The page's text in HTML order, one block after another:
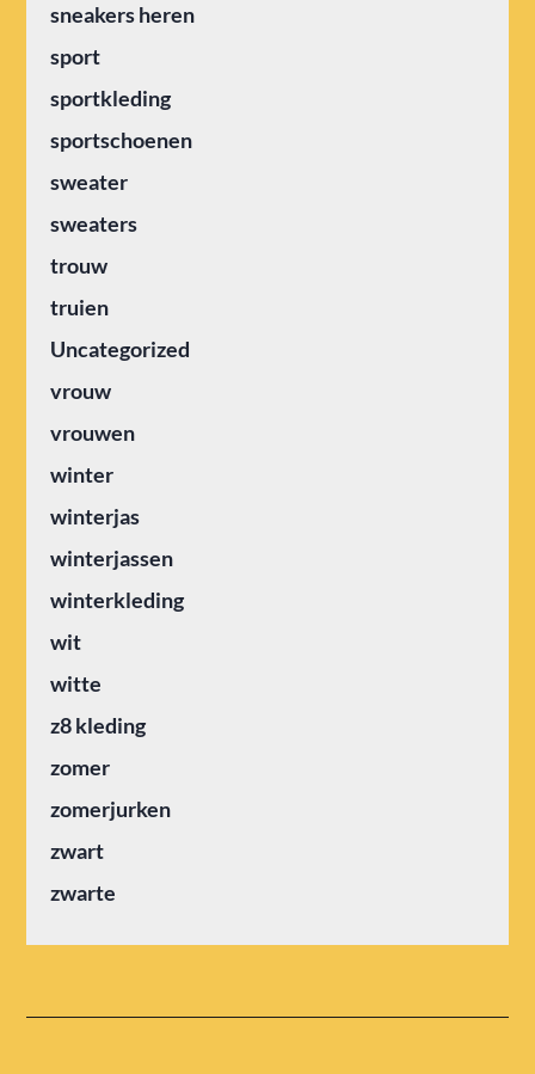
sneakers heren
sport
sportkleding
sportschoenen
sweater
sweaters
trouw
truien
Uncategorized
vrouw
vrouwen
winter
winterjas
winterjassen
winterkleding
wit
witte
z8 kleding
zomer
zomerjurken
zwart
zwarte